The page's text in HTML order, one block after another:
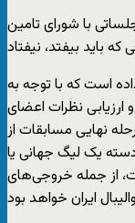
با شورای تامین
است که با توجه به
ارزیابی نظرات اعضای
نهایی مسابقات از
یک لیگ جهانی یا
از جمله خروجی‌های